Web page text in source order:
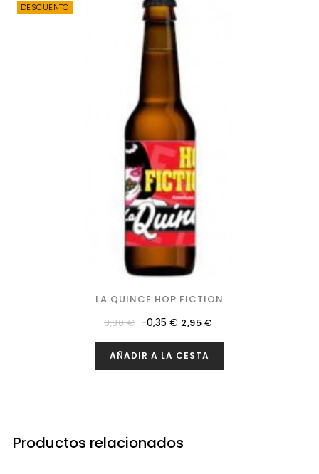
DESCUENTO
LA QUINCE HOP FICTION
Precio
regular
3,30 € -0,35 € Precio
2,95 €
AÑADIR A LA CESTA
Productos relacionados